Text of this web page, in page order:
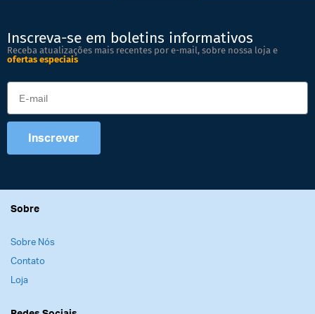
Inscreva-se em boletins informativos
Receba atualizações mais recentes por e-mail, sobre nossa loja e
ofertas especiais
Inscrever
Sobre
Sobre Nós
Contato
Loja